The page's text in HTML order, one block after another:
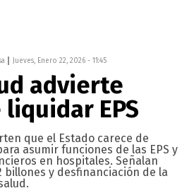
Jueves, Enero 22, 2026 - 11:45
advierte
EPS
que el Estado carece de
asumir funciones de las EPS y
en hospitales. Señalan
billones y desfinanciación de la